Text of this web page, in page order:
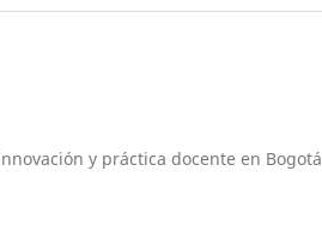
y práctica docente en Bogotá